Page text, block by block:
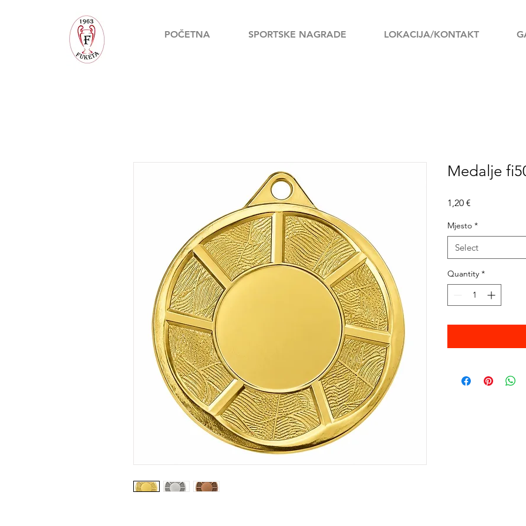
POČETNA SPORTSKE NAGRADE LOKACIJA/KONTAKT
Medalje
1,20 €
Mjesto *
Select
Quantity *